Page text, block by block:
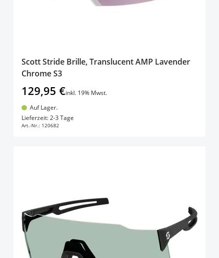
Scott Stride Brille, Translucent AMP Lavender
Chrome S3
129,95 €inkl. 19% Mwst.
Auf Lager.
Lieferzeit: 2-3 Tage
Art.-Nr.: 120682